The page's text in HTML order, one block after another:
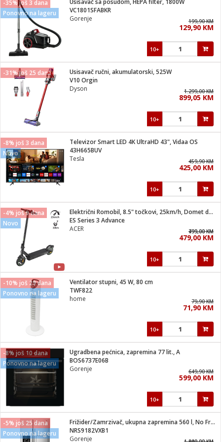
metar
ostalo
pribor
Vitrine
/ Zdravlje
za kosu
brijanje
pribor
osigurači
gorivo
-35% još 3 dana
Ponovno na lageru
Usisavač sa posudom, HEPA filter, 1800W
VC1801SFABKR
Gorenje
199,90 KM
129,90 KM
10+
-31% još 25 dana
Usisavač ručni, akumulatorski, 525W
V10 Orgin
Dyson
1.299,00 KM
899,05 KM
10+
-8% još 3 dana
Novo
Televizor Smart LED 4K UltraHD 43", Vidaa OS
43H665BUV
Tesla
459,90 KM
425,00 KM
10+
-4% još 9 dana
Novo
Električni Romobil, 8.5" točkovi, 25km/h, Domet do 30 km
ES Series 3 Advance
ACER
799,00 KM
499,00 KM
479,00 KM
10+
-10% još 29 dana
Ponovno na lageru
Ventilator stupni, 45 W, 80 cm
TWF822
home
79,90 KM
71,90 KM
10+
-8% još 10 dana
Ponovno na lageru
Ugradbena pećnica, zapremina 77 lit., A
BOS6737E06B
Gorenje
649,90 KM
599,00 KM
10+
-5% još 25 dana
Ponovno na lageru
Frižider/Zamrzivač, ukupna zapremina 560 l, No Frost Plus
NRS9182VXB1
Gorenje